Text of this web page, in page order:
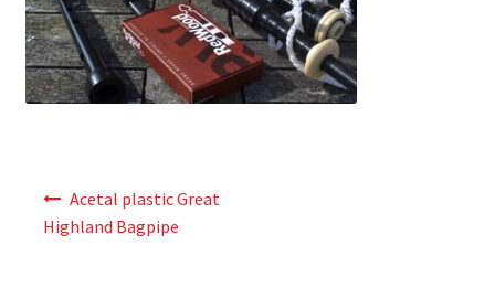
l’article
Acetal plastic Great
Highland Bagpipe